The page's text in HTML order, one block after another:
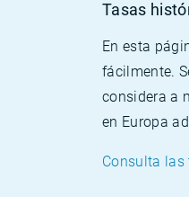
Tasas
En esta
fácilmente.
considera a
en Europa
Consulta